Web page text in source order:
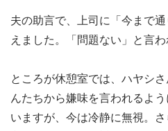
夫の助言で、上司に「今まで
えました。「問題ない」と言わ
ところが休憩室では、ハヤシ
んたちから嫌味を言われるよ
いますが、今は冷静に無視。